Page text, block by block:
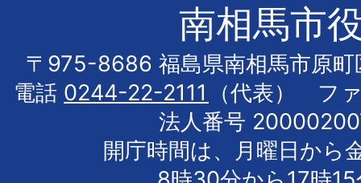
南相馬市
〒975-8686 福島県南相馬市原町
電話 0244-22-2111
（代表） フ
法人番号
開庁時間は、月曜日から